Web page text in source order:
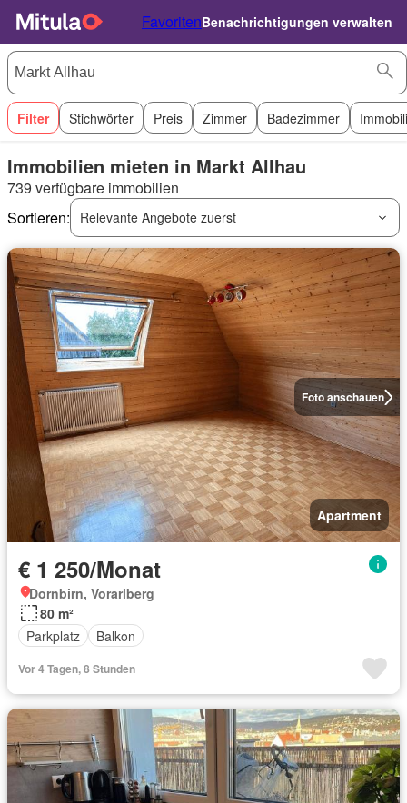
FavoritenBenachrichtigungen verwalten
Filter Stichwörter Preis Zimmer Badezimmer
Immobilien mieten in Markt Allhau
739 verfügbare immobilien
Sortieren:
Relevante Angebote zuerst
Foto anschauen
Apartment
€ 1 250/Monat
Dornbirn, Vorarlberg
80 m²
Parkplatz
Balkon
Vor 4 Tagen, 8 Stunden